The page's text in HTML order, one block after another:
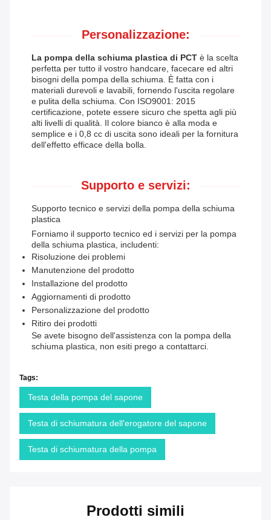
Personalizzazione:
La pompa della schiuma plastica di PCT è la scelta
perfetta per tutto il vostro handcare, facecare ed altri
bisogni della pompa della schiuma. È fatta con i
materiali durevoli e lavabili, fornendo l'uscita regolare
e pulita della schiuma. Con ISO9001: 2015
certificazione, potete essere sicuro che spetta agli più
alti livelli di qualità. Il colore bianco è alla moda e
semplice e i 0,8 cc di uscita sono ideali per la fornitura
dell'effetto efficace della bolla.
Supporto e servizi:
Supporto tecnico e servizi della pompa della schiuma
plastica
Forniamo il supporto tecnico ed i servizi per la pompa
della schiuma plastica, includenti:
Risoluzione dei problemi
Manutenzione del prodotto
Installazione del prodotto
Aggiornamenti di prodotto
Personalizzazione del prodotto
Ritiro dei prodotti
Se avete bisogno dell'assistenza con la pompa della
schiuma plastica, non esiti prego a contattarci.
Tags:
Testa della pompa del sapone
Testa di schiumatura dell'erogatore del sapone
Testa di schiumatura della pompa
Prodotti simili